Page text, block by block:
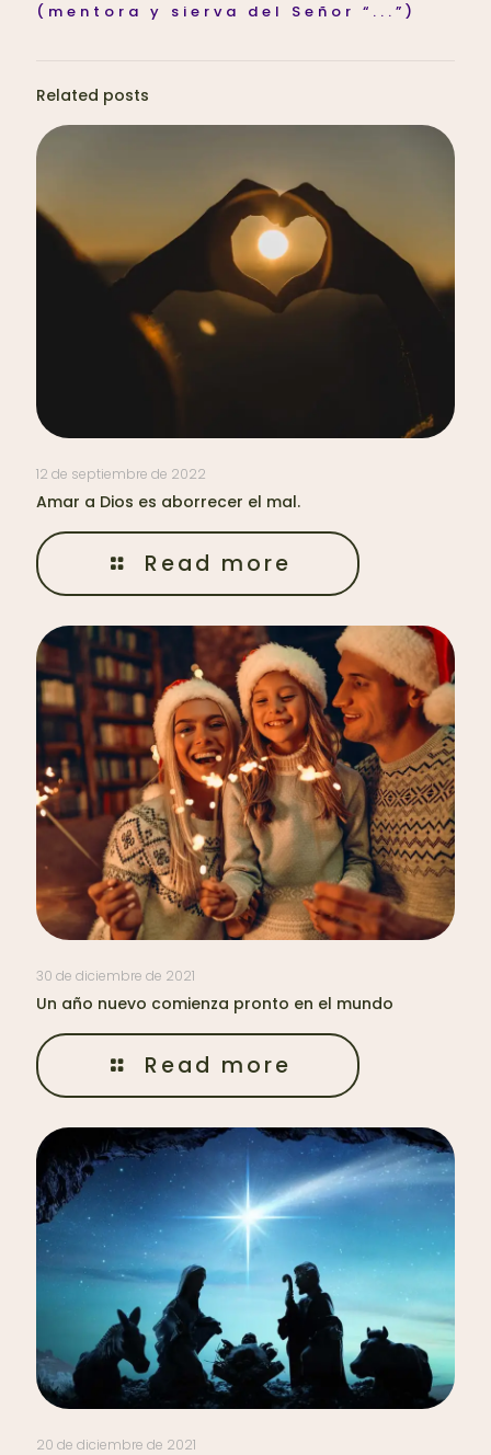
(mentora y sierva del Señor “...”)
Related posts
12 de septiembre de 2022
Amar a Dios es aborrecer el mal.
Read more
30 de diciembre de 2021
Un año nuevo comienza pronto en el mundo
Read more
20 de diciembre de 2021